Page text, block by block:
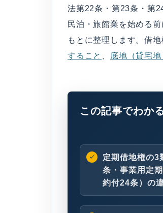
法第22条・第23条・第
民泊・旅館業を始める
もとに整理します。借
すること
底地（貸宅
この記事でわか
定期借地権の3
条・事業用定
約付24条）の